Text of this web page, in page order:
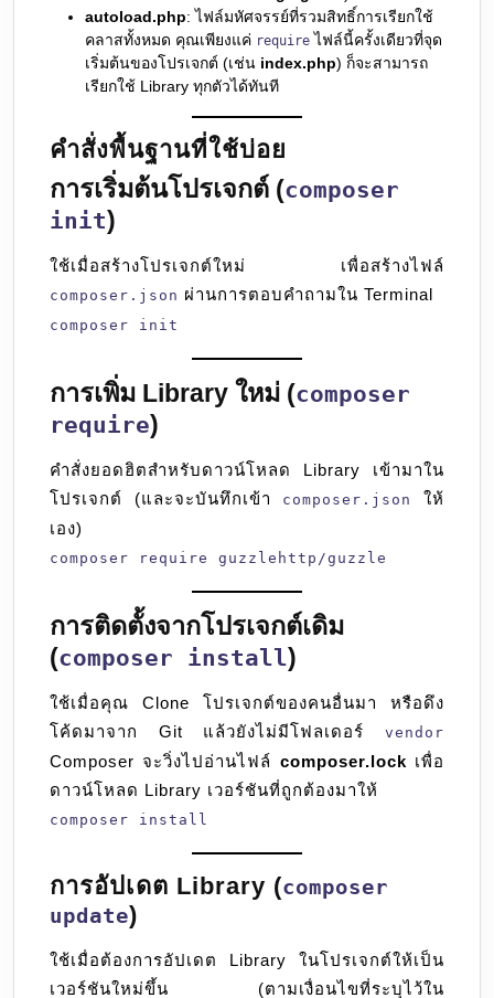
autoload.php: ไฟล์มหัศจรรย์ที่รวมสิทธิ์การเรียกใช้
คลาสทั้งหมด คุณเพียงแค่ require ไฟล์นี้ครั้งเดียวที่จุด
เริ่มต้นของโปรเจกต์ (เช่น index.php) ก็จะสามารถ
เรียกใช้ Library ทุกตัวได้ทันที
คำสั่งพื้นฐานที่ใช้บ่อย
การเริ่มต้นโปรเจกต์ (composer
init)
ใช้เมื่อสร้างโปรเจกต์ใหม่ เพื่อสร้างไฟล์
composer.json ผ่านการตอบคำถามใน Terminal
composer init
การเพิ่ม Library ใหม่ (composer
require)
คำสั่งยอดฮิตสำหรับดาวน์โหลด Library เข้ามาใน
โปรเจกต์ (และจะบันทึกเข้า
composer.json
ให้
เอง)
composer require guzzlehttp/guzzle
การติดตั้งจากโปรเจกต์เดิม
(composer install)
ใช้เมื่อคุณ Clone โปรเจกต์ของคนอื่นมา หรือดึง
โค้ดมาจาก Git แล้วยังไม่มีโฟลเดอร์ vendor
Composer จะวิ่งไปอ่านไฟล์ composer.lock เพื่อ
ดาวน์โหลด Library เวอร์ชันที่ถูกต้องมาให้
composer install
การอัปเดต Library (composer
update)
ใช้เมื่อต้องการอัปเดต Library ในโปรเจกต์ให้เป็น
เวอร์ชันใหม่ขึ้น (ตามเงื่อนไขที่ระบุไว้ใน